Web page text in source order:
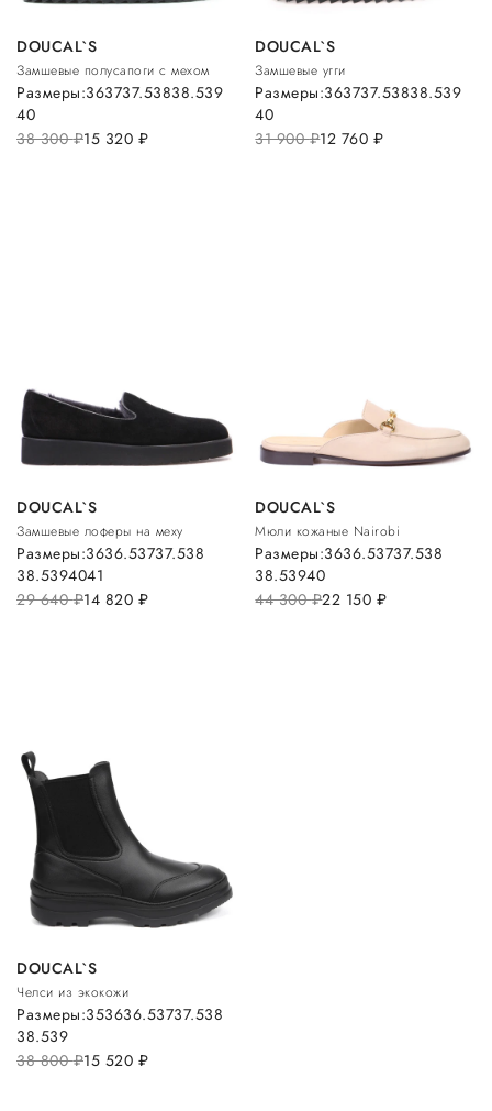
DOUCAL`S
Замшевые полусапоги с мехом
38 300руб.15 320 руб.
Размеры:363737.53838.539
40
DOUCAL`S
Замшевые угги
31 900руб.12 760 руб.
Размеры:363737.53838.539
40
DOUCAL`S
Замшевые лоферы на меху
29 640руб.14 820 руб.
Размеры:3636.53737.538
38.5394041
DOUCAL`S
Мюли кожаные Nairobi
44 300руб.22 150 руб.
Размеры:3636.53737.538
38.53940
DOUCAL`S
Челси из экокожи
38 800руб.15 520 руб.
Размеры:353636.53737.538
38.539